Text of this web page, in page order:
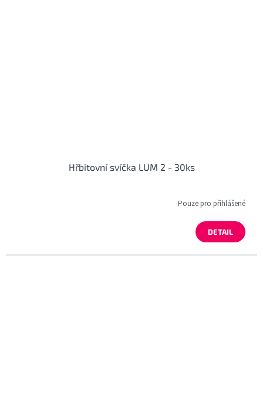
Hřbitovní svíčka LUM 2 - 30ks
Pouze pro přihlášené
DETAIL